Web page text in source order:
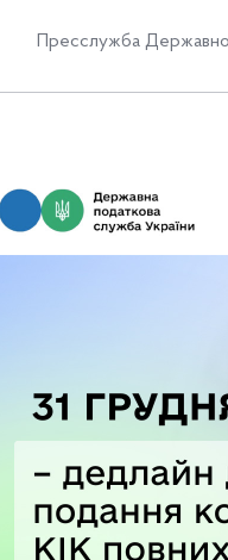
Пресслужба